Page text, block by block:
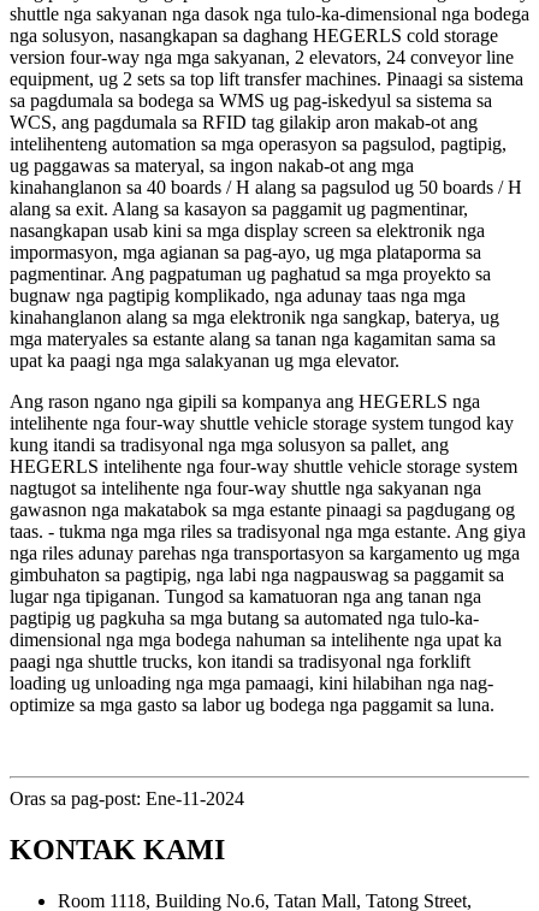
shuttle nga sakyanan nga dasok nga tulo-ka-dimensional nga bodega
nga solusyon, nasangkapan sa daghang HEGERLS cold storage
version four-way nga mga sakyanan, 2 elevators, 24 conveyor line
equipment, ug 2 sets sa top lift transfer machines. Pinaagi sa sistema
sa pagdumala sa bodega sa WMS ug pag-iskedyul sa sistema sa
WCS, ang pagdumala sa RFID tag gilakip aron makab-ot ang
intelihenteng automation sa mga operasyon sa pagsulod, pagtipig,
ug paggawas sa materyal, sa ingon nakab-ot ang mga
kinahanglanon sa 40 boards / H alang sa pagsulod ug 50 boards / H
alang sa exit. Alang sa kasayon ​​​​sa paggamit ug pagmentinar,
nasangkapan usab kini sa mga display screen sa elektronik nga
impormasyon, mga agianan sa pag-ayo, ug mga plataporma sa
pagmentinar. Ang pagpatuman ug paghatud sa mga proyekto sa
bugnaw nga pagtipig komplikado, nga adunay taas nga mga
kinahanglanon alang sa mga elektronik nga sangkap, baterya, ug
mga materyales sa estante alang sa tanan nga kagamitan sama sa
upat ka paagi nga mga salakyanan ug mga elevator.
Ang rason ngano nga gipili sa kompanya ang HEGERLS nga
intelihente nga four-way shuttle vehicle storage system tungod kay
kung itandi sa tradisyonal nga mga solusyon sa pallet, ang
HEGERLS intelihente nga four-way shuttle vehicle storage system
nagtugot sa intelihente nga four-way shuttle nga sakyanan nga
gawasnon nga makatabok sa mga estante pinaagi sa pagdugang og
taas. - tukma nga mga riles sa tradisyonal nga mga estante. Ang giya
nga riles adunay parehas nga transportasyon sa kargamento ug mga
gimbuhaton sa pagtipig, nga labi nga nagpauswag sa paggamit sa
lugar nga tipiganan. Tungod sa kamatuoran nga ang tanan nga
pagtipig ug pagkuha sa mga butang sa automated nga tulo-ka-
dimensional nga mga bodega nahuman sa intelihente nga upat ka
paagi nga shuttle trucks, kon itandi sa tradisyonal nga forklift
loading ug unloading nga mga pamaagi, kini hilabihan nga nag-
optimize sa mga gasto sa labor ug bodega nga paggamit sa luna.
Oras sa pag-post: Ene-11-2024
KONTAK KAMI
Room 1118, Building No.6, Tatan Mall, Tatong Street,